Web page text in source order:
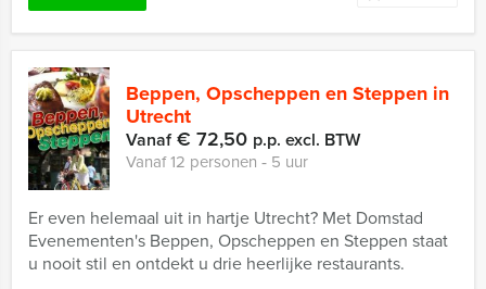
Beppen, Opscheppen en Steppen in
Utrecht
Vanaf€ 72,50 p.p. excl. BTW
Vanaf 12 personen ‐ 5 uur
Er even helemaal uit in hartje Utrecht? Met Domstad
Evenementen's Beppen, Opscheppen en Steppen staat
u nooit stil en ontdekt u drie heerlijke restaurants.